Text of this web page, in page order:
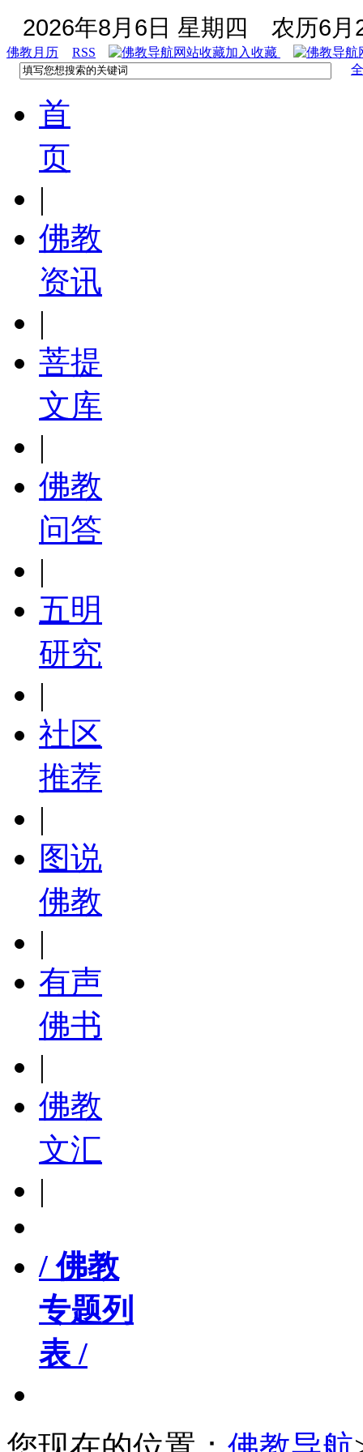
2026年8月6日 星期四 农历6月
佛教月历 RSS
加入收藏
首
页
|
佛教
资讯
|
菩提
文库
|
佛教
问答
|
五明
研究
|
社区
推荐
|
图说
佛教
|
有声
佛书
|
佛教
文汇
|
/ 佛教
专题列
表 /